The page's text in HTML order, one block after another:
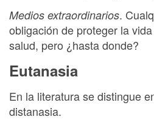
Medios extraordinarios.
obligación de proteger la
salud, pero ¿hasta donde?
Eutanasia
En la literatura se distingue
distanasia.